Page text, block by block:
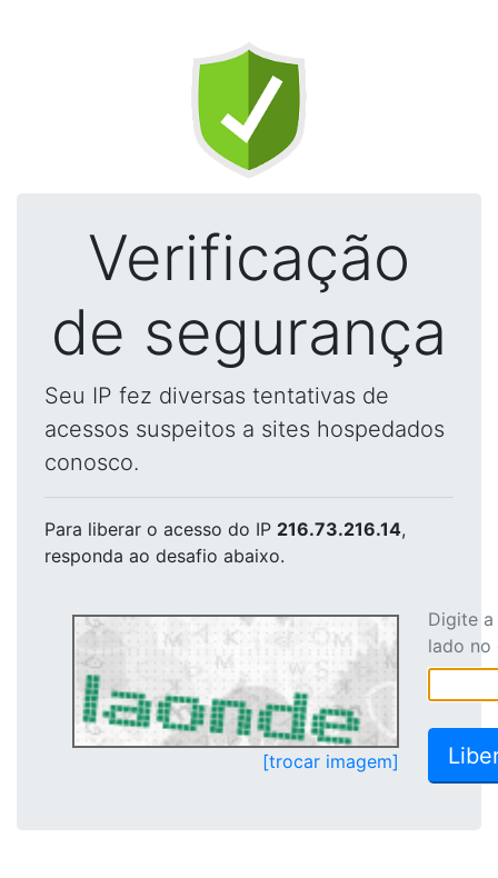
Verificação
de segurança
Seu IP fez diversas tentativas de
acessos suspeitos a sites hospedados
conosco.
Para liberar o acesso do IP 216.73.216.14,
responda ao desafio abaixo.
[trocar imagem]
Digite
lado no